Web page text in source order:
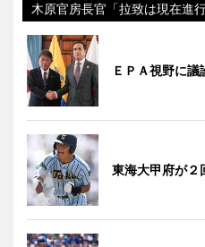
木原官房長官「拉致は現在進行
ＥＰＡ視野に議
東海大甲府が